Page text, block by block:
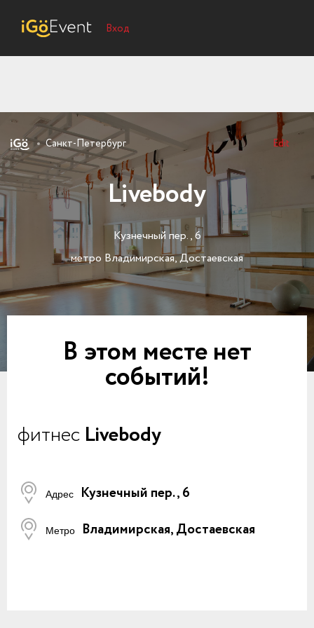
Вход
Санкт-Петербург Edit
Livebody
Кузнечный пер., 6
метро Владимирская, Достаевская
В этом месте нет
событий!
фитнес Livebody
Адрес Кузнечный пер., 6
Метро Владимирская, Достаевская